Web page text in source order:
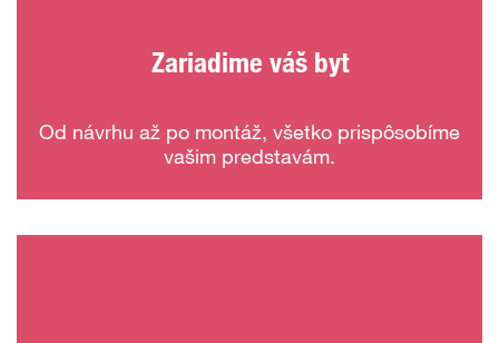
Zariadime váš byt
Od návrhu až po montáž, všetko prispôsobíme
vašim predstavám.